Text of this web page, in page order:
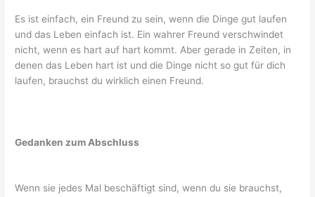
Es ist einfach, ein Freund zu sein, wenn die Dinge gut laufen
und das Leben einfach ist. Ein wahrer Freund verschwindet
nicht, wenn es hart auf hart kommt. Aber gerade in Zeiten, in
denen das Leben hart ist und die Dinge nicht so gut für dich
laufen, brauchst du wirklich einen Freund.
Gedanken zum Abschluss
Wenn sie jedes Mal beschäftigt sind, wenn du sie brauchst,